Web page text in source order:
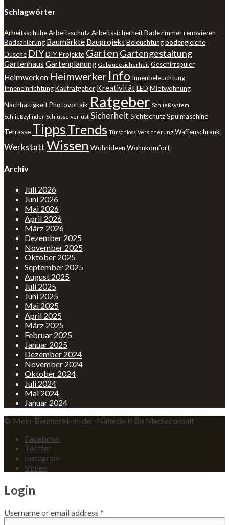
Schlagwörter
ArbeitsschuheArbeitsschutzArbeitssicherheitBadezimmer renovieren
Badsanierung Baumärkte BauprojektBeleuchtungbodengleiche
Dusche DIYDIY Projekte Garten Gartengestaltung
Gartenhaus Gartenplanung Gebäudesicherheit Geschirrspüler
Heimwerken Heimwerker Info Innenbeleuchtung
InneneinrichtungKaufratgeber KreativitätLED Mietwohnung
NachhaltigkeitPhotovoltaik Ratgeber Schließsystem
Schließzylinder Schlüsselverlust Sicherheit SichtschutzSpülmaschine
Terrasse TippsTrends Türschloss Versicherung Waffenschrank
WerkstattWissen Wohnideen Wohnkomfort
Archiv
Juli 2026
Juni 2026
Mai 2026
April 2026
März 2026
Dezember 2025
November 2025
Oktober 2025
September 2025
August 2025
Juli 2025
Juni 2025
Mai 2025
April 2025
März 2025
Februar 2025
Januar 2025
Dezember 2024
November 2024
Oktober 2024
Juli 2024
Mai 2024
Januar 2024
© Mein-Baumarkt-in-der-Nähe.de II Bo Mediaconsult
Facebook
Twitter
Instagram
Vimeo
Login
Username or email address *